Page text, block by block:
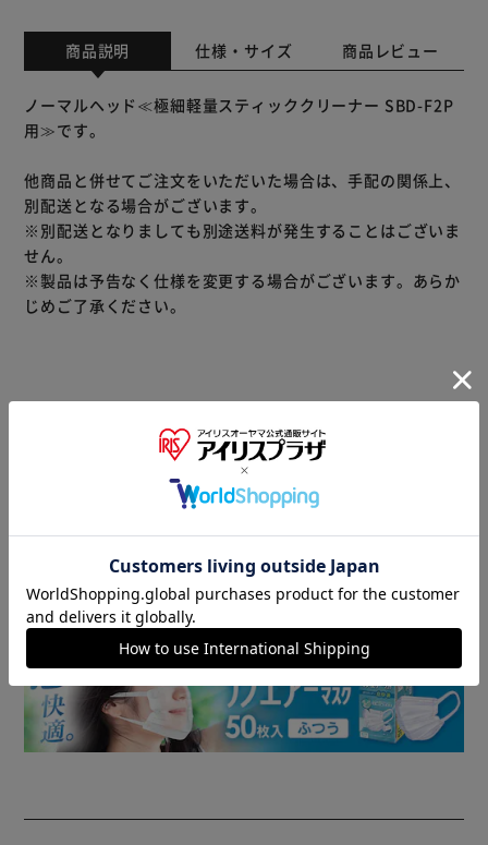
商品説明 仕様・サイズ 商品レビュー
ノーマルヘッド≪極細軽量スティッククリーナー SBD-F2P
用≫です。
他商品と併せてご注文をいただいた場合は、手配の関係上、
別配送となる場合がございます。
※別配送となりましても別途送料が発生することはございま
せん。
※製品は予告なく仕様を変更する場合がございます。あらか
じめご了承ください。
▼ 食品・飲料おすすめ ▼